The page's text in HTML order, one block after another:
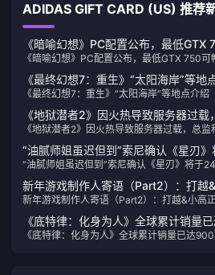
ADIDAS GIFT CARD (US) 推荐
《暗喻幻想》PC配置公布，最低GTX
《暗喻幻想》PC配置公布，最低GTX 750可
《最终幻想7：重生》“太阳海岸”等地
《最终幻想7：重生》“太阳海岸”等地点介绍
《地狱潜者2》因火热导致服务器过载
量避免P2W
《地狱潜者2》因火热导致服务器过载，总
P2W
“油腻师姐虽迟但到”索尼确认《星刃
“油腻师姐虽迟但到”索尼确认《星刃》将于
新年游戏制作人寄语（Part2）：打越
作，《野狗子》即将开始宣发
新年游戏制作人寄语（Part2）：打越&小高
子》即将开始宣发
《底特律：化身为人》全球累计销量
《底特律：化身为人》全球累计销量已达